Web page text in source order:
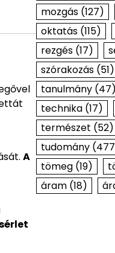
A
mozgás(127)
oktatás(115)
rezgés(17)
szórakozás(51)
tanulmány(47)
technika(17)
természet (52)
tudomány
tömeg(19)
áram(18)